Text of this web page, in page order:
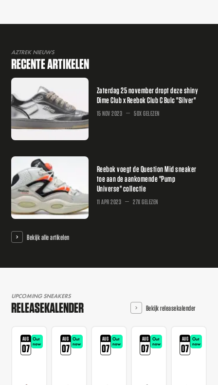
AZTREK NIEUWS
RECENTE ARTIKELEN
Zaterdag 25 november dropt deze shiny
Dime Club x Reebok Club C Bulc "Silver"
15 NOV 2023 50X GELEZEN
Reebok voegt de Question Mid sneaker
toe aan de aankomende "Pump
Universe" collectie
11 APR 2023 27X GELEZEN
Bekijk alle artikelen
UPCOMING SNEAKERS
RELEASEKALENDER Bekijk releasekalender
AUG
07
Out
now
AUG
07
Out
now
AUG
07
Out
now
AUG
07
Out
now
AUG
07
Out
now